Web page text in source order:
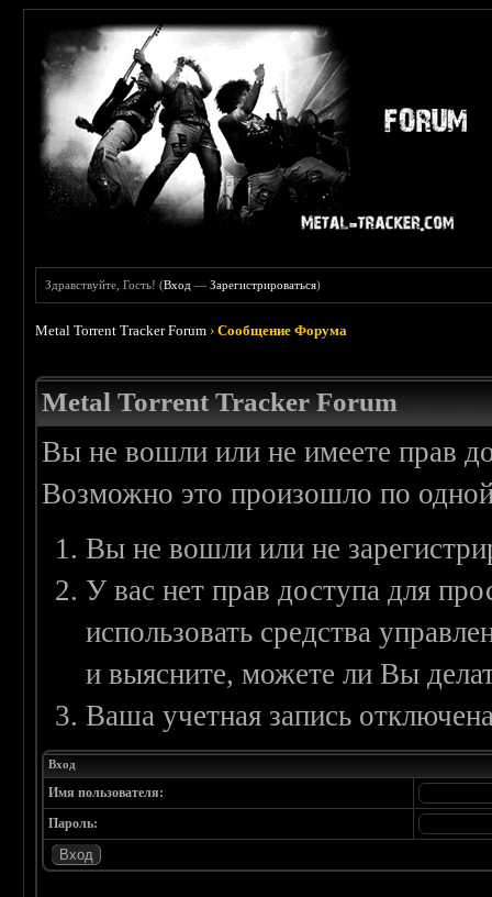
Здравствуйте, Гость! (Вход —Зарегистрироваться)
Metal Torrent Tracker Forum ›Сообщение Форума
Metal Torrent Tracker Forum
Вы не вошли или не имеете прав
Возможно это произошло по
Вы не вошли или не
У вас нет прав доступа для
использовать средства
и выясните, можете ли Вы
Ваша учетная запись
Вход
Имя пользователя:
Пароль: